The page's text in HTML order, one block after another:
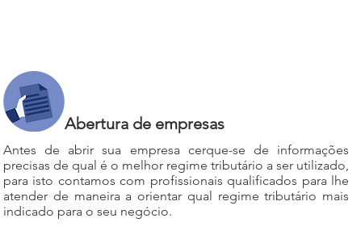
Abertura de empresas
Antes de abrir sua empresa cerque-se de informações
precisas de qual é o melhor regime tributário a ser utilizado,
para isto contamos com profissionais qualificados para lhe
atender de maneira a orientar qual regime tributário mais
indicado para o seu negócio.